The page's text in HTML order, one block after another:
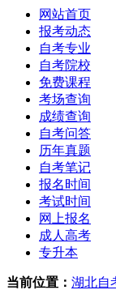
网站首页
报考动态
自考专业
自考院校
免费课程
考场查询
成绩查询
自考问答
历年真题
自考笔记
报名时间
考试时间
网上报名
成人高考
专升本
当前位置： 湖北自